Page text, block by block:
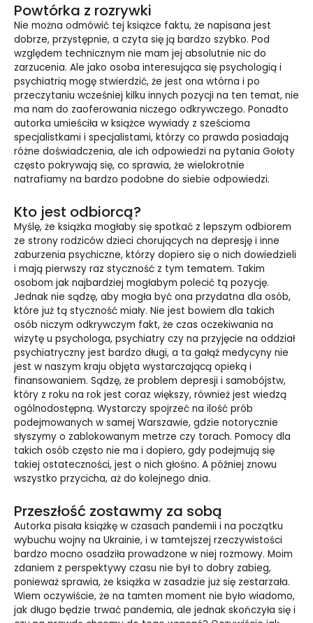
Powtórka z rozrywki
Nie można odmówić tej książce faktu, że napisana jest
dobrze, przystępnie, a czyta się ją bardzo szybko. Pod
względem technicznym nie mam jej absolutnie nic do
zarzucenia. Ale jako osoba interesująca się psychologią i
psychiatrią mogę stwierdzić, że jest ona wtórna i po
przeczytaniu wcześniej kilku innych pozycji na ten temat, nie
ma nam do zaoferowania niczego odkrywczego. Ponadto
autorka umieściła w książce wywiady z sześcioma
specjalistkami i specjalistami, którzy co prawda posiadają
różne doświadczenia, ale ich odpowiedzi na pytania Gołoty
często pokrywają się, co sprawia, że wielokrotnie
natrafiamy na bardzo podobne do siebie odpowiedzi.
Kto jest odbiorcą?
Myślę, że książka mogłaby się spotkać z lepszym odbiorem
ze strony rodziców dzieci chorujących na depresję i inne
zaburzenia psychiczne, którzy dopiero się o nich dowiedzieli
i mają pierwszy raz styczność z tym tematem. Takim
osobom jak najbardziej mogłabym polecić tą pozycję.
Jednak nie sądzę, aby mogła być ona przydatna dla osób,
które już tą styczność miały. Nie jest bowiem dla takich
osób niczym odkrywczym fakt, że czas oczekiwania na
wizytę u psychologa, psychiatry czy na przyjęcie na oddział
psychiatryczny jest bardzo długi, a ta gałąź medycyny nie
jest w naszym kraju objęta wystarczającą opieką i
finansowaniem. Sądzę, że problem depresji i samobójstw,
który z roku na rok jest coraz większy, również jest wiedzą
ogólnodostępną. Wystarczy spojrzeć na ilość prób
podejmowanych w samej Warszawie, gdzie notorycznie
słyszymy o zablokowanym metrze czy torach. Pomocy dla
takich osób często nie ma i dopiero, gdy podejmują się
takiej ostateczności, jest o nich głośno. A później znowu
wszystko przycicha, aż do kolejnego dnia.
Przeszłość zostawmy za sobą
Autorka pisała książkę w czasach pandemii i na początku
wybuchu wojny na Ukrainie, i w tamtejszej rzeczywistości
bardzo mocno osadziła prowadzone w niej rozmowy. Moim
zdaniem z perspektywy czasu nie był to dobry zabieg,
ponieważ sprawia, że książka w zasadzie już się zestarzała.
Wiem oczywiście, że na tamten moment nie było wiadomo,
jak długo będzie trwać pandemia, ale jednak skończyła się i